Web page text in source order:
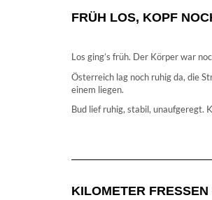
FRÜH LOS, KOPF
Los ging’s früh. Der Körper war
Österreich lag noch ruhig da, die
einem liegen.
Bud lief ruhig, stabil, unaufgeregt.
KILOMETER